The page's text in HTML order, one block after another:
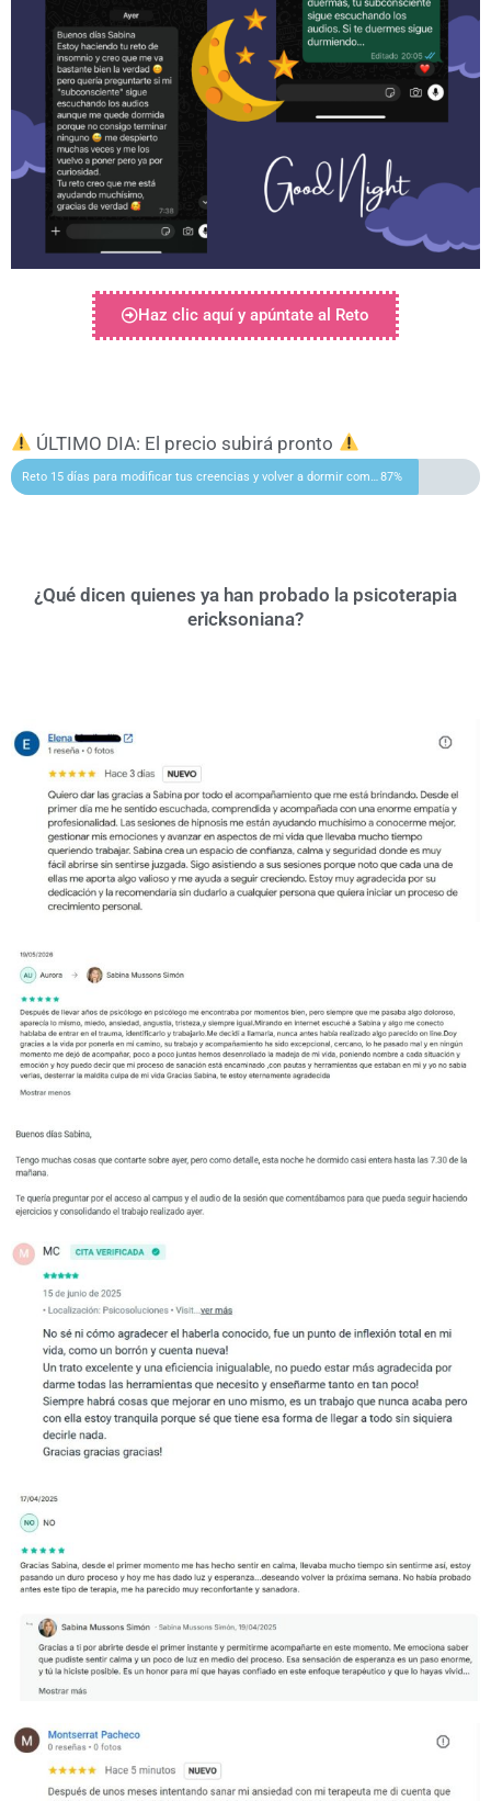
Haz clic aquí y apúntate al Reto
ÚLTIMO DIA: El precio subirá pronto
Reto 15 días para modificar tus creencias y volver a dormir como antes87%
¿Qué dicen quienes ya han probado la psicoterapia
ericksoniana?